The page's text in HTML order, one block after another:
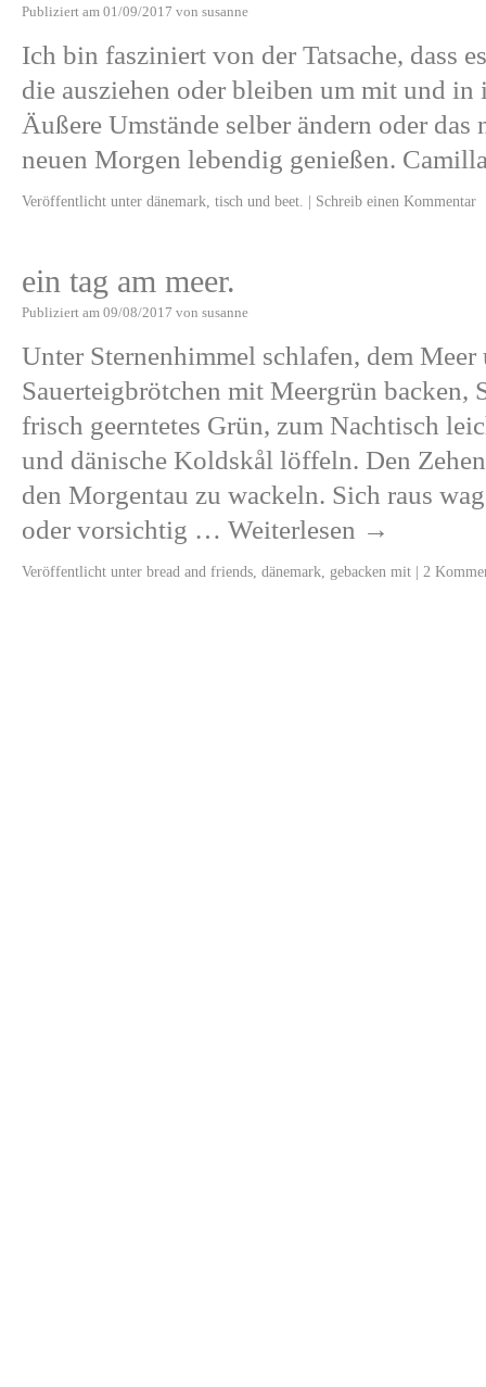
Publiziert am 01/09/2017 von susanne
Ich bin fasziniert von der Tatsache, dass
die ausziehen oder bleiben um mit und in
Äußere Umstände selber ändern oder
neuen Morgen lebendig genießen.
Veröffentlicht unter dänemark tisch und beet. | Schreib einen Kommentar
ein tag am meer.
Publiziert am 09/08/2017 von susanne
Unter Sternenhimmel schlafen, dem
Sauerteigbrötchen mit Meergrün backen,
frisch geerntetes Grün, zum Nachtisch
und dänische Koldskål löffeln. Den
den Morgentau zu wackeln. Sich raus
oder vorsichtig … Weiterlesen →
Veröffentlicht unter bread and friends dänemark gebacken mit | 2